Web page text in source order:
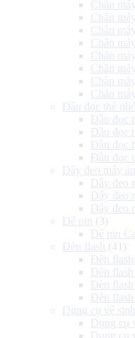
Chân
Chân
Chân
Chân
Chân
Chân
Chân
Chân
Đầu đọc thẻ
Đầu đọc
Đầu đọc
Đầu đọc
Đầu đọc
Dây đeo máy ảnh
Dây đeo
Dây đeo
Dây đeo
Đế pin
(3)
Đế pin
Đèn flash
(41)
Đèn flash
Đèn
Đèn
Đèn flash
Dụng cụ vệ sinh
Dụng cụ
Dụng cụ